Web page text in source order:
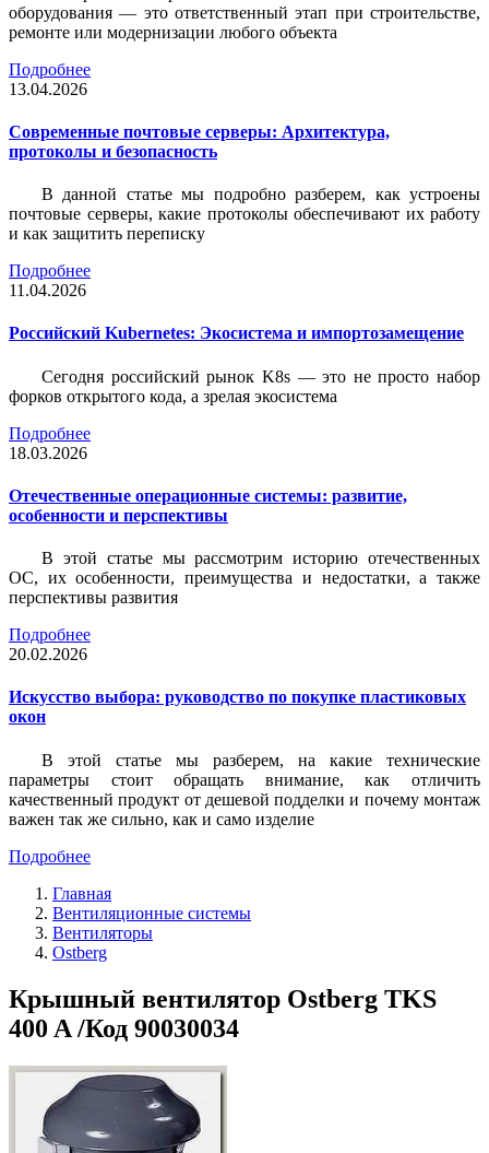
оборудования — это ответственный этап при строительстве,
ремонте или модернизации любого объекта
Подробнее
13.04.2026
Современные почтовые серверы: Архитектура,
протоколы и безопасность
В данной статье мы подробно разберем, как устроены
почтовые серверы, какие протоколы обеспечивают их работу
и как защитить переписку
Подробнее
11.04.2026
Российский Kubernetes: Экосистема и импортозамещение
Сегодня российский рынок K8s — это не просто набор
форков открытого кода, а зрелая экосистема
Подробнее
18.03.2026
Отечественные операционные системы: развитие,
особенности и перспективы
В этой статье мы рассмотрим историю отечественных
ОС, их особенности, преимущества и недостатки, а также
перспективы развития
Подробнее
20.02.2026
Искусство выбора: руководство по покупке пластиковых
окон
В этой статье мы разберем, на какие технические
параметры стоит обращать внимание, как отличить
качественный продукт от дешевой подделки и почему монтаж
важен так же сильно, как и само изделие
Подробнее
Главная
Вентиляционные системы
Вентиляторы
Ostberg
Крышный вентилятор Ostberg TKS
400 A /Код 90030034